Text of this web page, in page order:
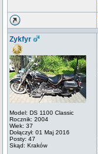
Zykfyr
Model: DS 1100 Classic
Rocznik: 2004
Wiek: 37
Dołączył: 01 Maj 2016
Posty: 47
Skąd: Kraków